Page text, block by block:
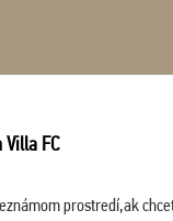
FC
prostredí,ak